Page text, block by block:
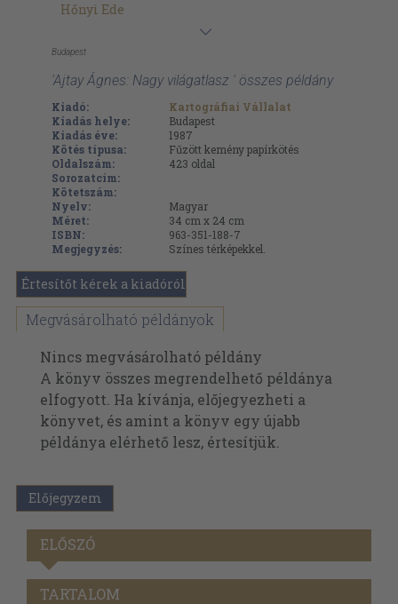
Hőnyi Ede
Budapest
'Ajtay Ágnes: Nagy világatlasz ' összes példány
Kiadó:
Kartográfiai Vállalat
Kiadás helye:
Budapest
Kiadás éve:
1987
Kötés típusa:
Fűzött kemény papírkötés
Oldalszám:
423 oldal
Sorozatcím:
Kötetszám:
Nyelv:
Magyar
Méret:
34 cm x 24 cm
ISBN:
963-351-188-7
Megjegyzés:
Színes térképekkel.
Értesítőt kérek a kiadóról
Megvásárolható példányok
Nincs megvásárolható példány
A könyv összes megrendelhető példánya
elfogyott. Ha kívánja, előjegyezheti a
könyvet, és amint a könyv egy újabb
példánya elérhető lesz, értesítjük.
Előjegyzem
ELŐSZÓ
TARTALOM